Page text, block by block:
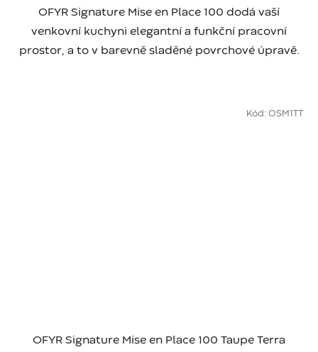
OFYR Signature Mise en Place 100 dodá vaší
venkovní kuchyni elegantní a funkční pracovní
prostor, a to v barevně sladěné povrchové úpravě.
OFYR Signature Mise en Place 100 Taupe Terra
Kód: OSM1TT